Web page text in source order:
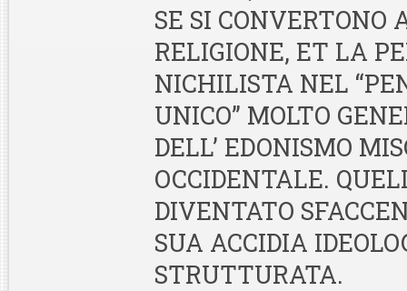
SE SI CONVERTONO
RELIGIONE, ET LA
NICHILISTA NEL
UNICO” MOLTO
DELL’ EDONISMO
OCCIDENTALE.
DIVENTATO
SUA ACCIDIA
STRUTTURATA.